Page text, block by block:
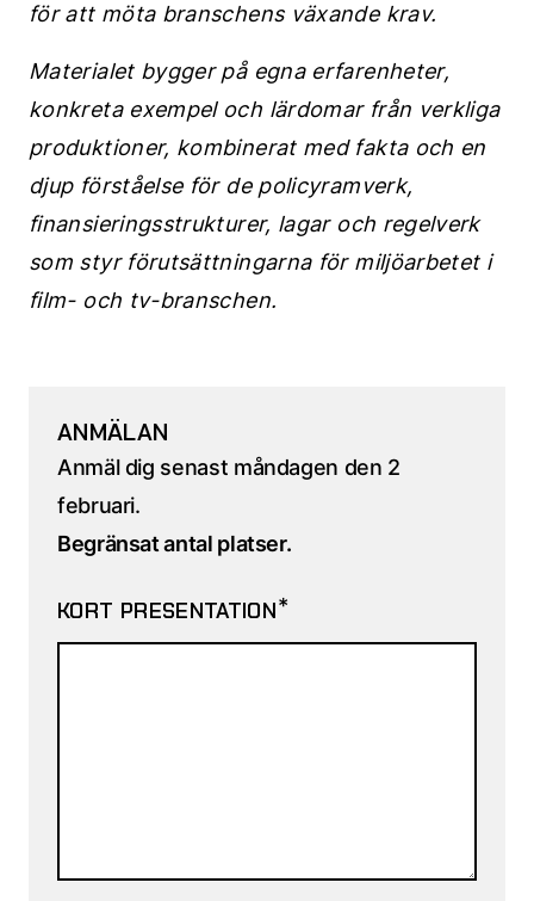
för att möta branschens växande krav.
Materialet bygger på egna erfarenheter,
konkreta exempel och lärdomar från verkliga
produktioner, kombinerat med fakta och en
djup förståelse för de policyramverk,
finansieringsstrukturer, lagar och regelverk
som styr förutsättningarna för miljöarbetet i
film- och tv-branschen.
ANMÄLAN
Anmäl dig senast måndagen den 2
februari.
Begränsat antal platser.
KORT PRESENTATION*